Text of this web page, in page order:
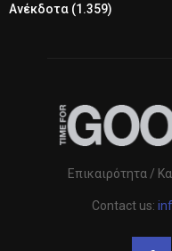
Ανέκδοτα (1.359)
Επικαιρότητα /
Contact us: